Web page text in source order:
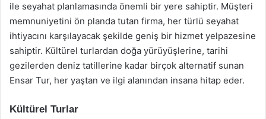
ile seyahat planlamasında önemli bir yere sahiptir. Müşteri
memnuniyetini ön planda tutan firma, her türlü seyahat
ihtiyacını karşılayacak şekilde geniş bir hizmet yelpazesine
sahiptir. Kültürel turlardan doğa yürüyüşlerine, tarihi
gezilerden deniz tatillerine kadar birçok alternatif sunan
Ensar Tur, her yaştan ve ilgi alanından insana hitap eder.
Kültürel Turlar